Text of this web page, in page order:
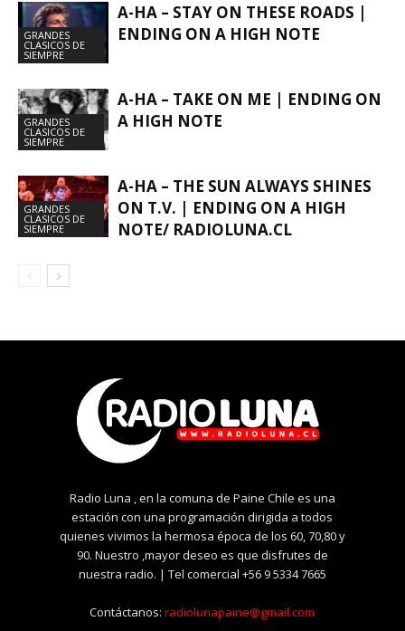
GRANDES
CLASICOS DE
SIEMPRE
A-HA – STAY ON THESE ROADS |
ENDING ON A HIGH NOTE
GRANDES
CLASICOS DE
SIEMPRE
A-HA – TAKE ON ME | ENDING ON
A HIGH NOTE
GRANDES
CLASICOS DE
SIEMPRE
A-HA – THE SUN ALWAYS SHINES
ON T.V. | ENDING ON A HIGH
NOTE/ RADIOLUNA.CL
Radio Luna , en la comuna de Paine Chile es una
estación con una programación dirigida a todos
quienes vivimos la hermosa época de los 60, 70,80 y
90. Nuestro ,mayor deseo es que disfrutes de
nuestra radio. | Tel comercial +56 9 5334 7665
Contáctanos:radiolunapaine@gmail.com